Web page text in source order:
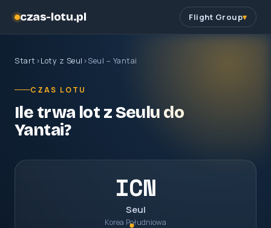
czas-lotu.pl Flight Group
Start ›Loty z Seul ›Seul – Yantai
CZAS LOTU
Ile trwa lot z Seulu do
Yantai?
ICN
Seul
Korea Południowa